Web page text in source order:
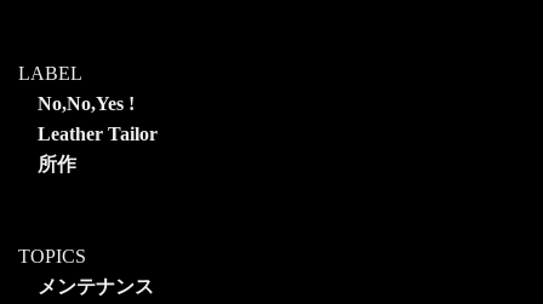
LABEL
No,No,Yes !
Leather Tailor
所作
TOPICS
メンテナンス